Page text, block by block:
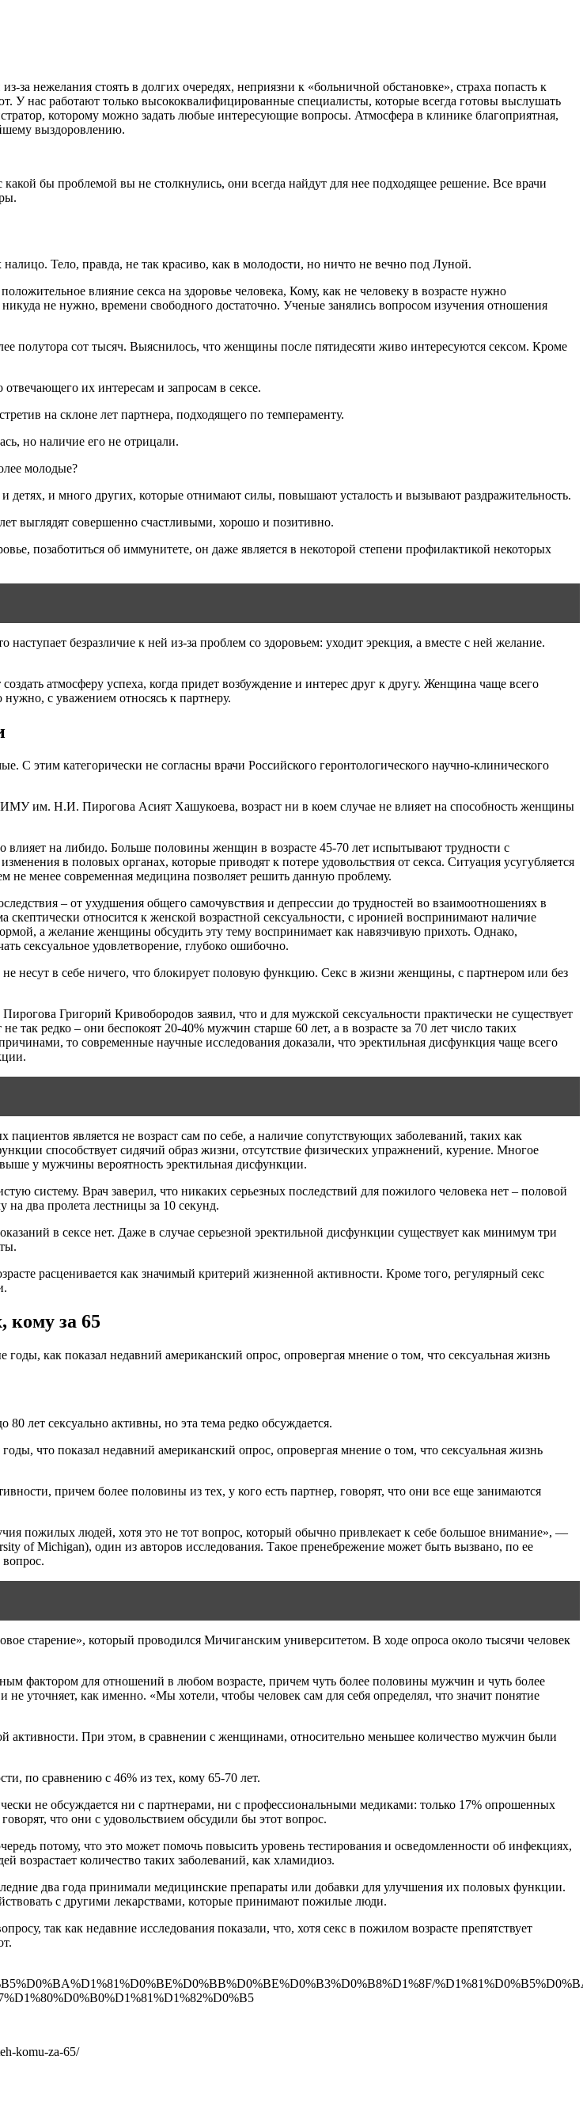
нежелания стоять в долгих очередях, неприязни к «больничной обстановке», страха попасть к
нас работают только высококвалифицированные специалисты, которые всегда готовы выслушать
которому можно задать любые интересующие вопросы. Атмосфера в клинике благоприятная,
выздоровлению.
бы проблемой вы не столкнулись, они всегда найдут для нее подходящее решение. Все врачи
Тело, правда, не так красиво, как в молодости, но ничто не вечно под Луной.
влияние секса на здоровье человека, Кому, как не человеку в возрасте нужно
не нужно, времени свободного достаточно. Ученые занялись вопросом изучения отношения
полутора сот тысяч. Выяснилось, что женщины после пятидесяти живо интересуются сексом. Кроме
их интересам и запросам в сексе.
на склоне лет партнера, подходящего по темпераменту.
но наличие его не отрицали.
молодые?
детях, и много других, которые отнимают силы, повышают усталость и вызывают раздражительность.
выглядят совершенно счастливыми, хорошо и позитивно.
позаботиться об иммунитете, он даже является в некоторой степени профилактикой некоторых
безразличие к ней из-за проблем со здоровьем: уходит эрекция, а вместе с ней желание.
атмосферу успеха, когда придет возбуждение и интерес друг к другу. Женщина чаще всего
с уважением относясь к партнеру.
С этим категорически не согласны врачи Российского геронтологического научно-клинического
им. Н.И. Пирогова Асият Хашукоева, возраст ни в коем случае не влияет на способность женщины
влияет на либидо. Больше половины женщин в возрасте 45-70 лет испытывают трудности с
в половых органах, которые приводят к потере удовольствия от секса. Ситуация усугубляется
менее современная медицина позволяет решить данную проблему.
– от ухудшения общего самочувствия и депрессии до трудностей во взаимоотношениях в
относится к женской возрастной сексуальности, с иронией воспринимают наличие
а желание женщины обсудить эту тему воспринимает как навязчивую прихоть. Однако,
сексуальное удовлетворение, глубоко ошибочно.
не несут в себе ничего, что блокирует половую функцию. Секс в жизни женщины, с партнером или без
Григорий Кривобородов заявил, что и для мужской сексуальности практически не существует
редко – они беспокоят 20-40% мужчин старше 60 лет, а в возрасте за 70 лет число таких
то современные научные исследования доказали, что эректильная дисфункция чаще всего
является не возраст сам по себе, а наличие сопутствующих заболеваний, таких как
способствует сидячий образ жизни, отсутствие физических упражнений, курение. Многое
у мужчины вероятность эректильная дисфункции.
систему. Врач заверил, что никаких серьезных последствий для пожилого человека нет – половой
на два пролета лестницы за 10 секунд.
в сексе нет. Даже в случае серьезной эректильной дисфункции существует как минимум три
расценивается как значимый критерий жизненной активности. Кроме того, регулярный секс
кому за 65
как показал недавний американский опрос, опровергая мнение о том, что сексуальная жизнь
лет сексуально активны, но эта тема редко обсуждается.
что показал недавний американский опрос, опровергая мнение о том, что сексуальная жизнь
причем более половины из тех, у кого есть партнер, говорят, что они все еще занимаются
пожилых людей, хотя это не тот вопрос, который обычно привлекает к себе большое внимание», —
of Michigan), один из авторов исследования. Такое пренебрежение может быть вызвано, по ее
старение», который проводился Мичиганским университетом. В ходе опроса около тысячи человек
фактором для отношений в любом возрасте, причем чуть более половины мужчин и чуть более
уточняет, как именно. «Мы хотели, чтобы человек сам для себя определял, что значит понятие
При этом, в сравнении с женщинами, относительно меньшее количество мужчин были
по сравнению с 46% из тех, кому 65-70 лет.
не обсуждается ни с партнерами, ни с профессиональными медиками: только 17% опрошенных
что они с удовольствием обсудили бы этот вопрос.
потому, что это может помочь повысить уровень тестирования и осведомленности об инфекциях,
количество таких заболеваний, как хламидиоз.
два года принимали медицинские препараты или добавки для улучшения их половых функции.
с другими лекарствами, которые принимают пожилые люди.
так как недавние исследования показали, что, хотя секс в пожилом возрасте препятствует
komu-za-65/